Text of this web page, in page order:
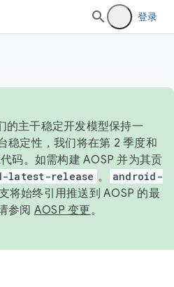
登录
的主干稳定开发模型保持一
稳定性，我们将在第 2 季度和
码。如需构建 AOSP 并为其贡
latest-release 。
android-
将始终引用推送到 AOSP 的最
参阅 AOSP 变更。